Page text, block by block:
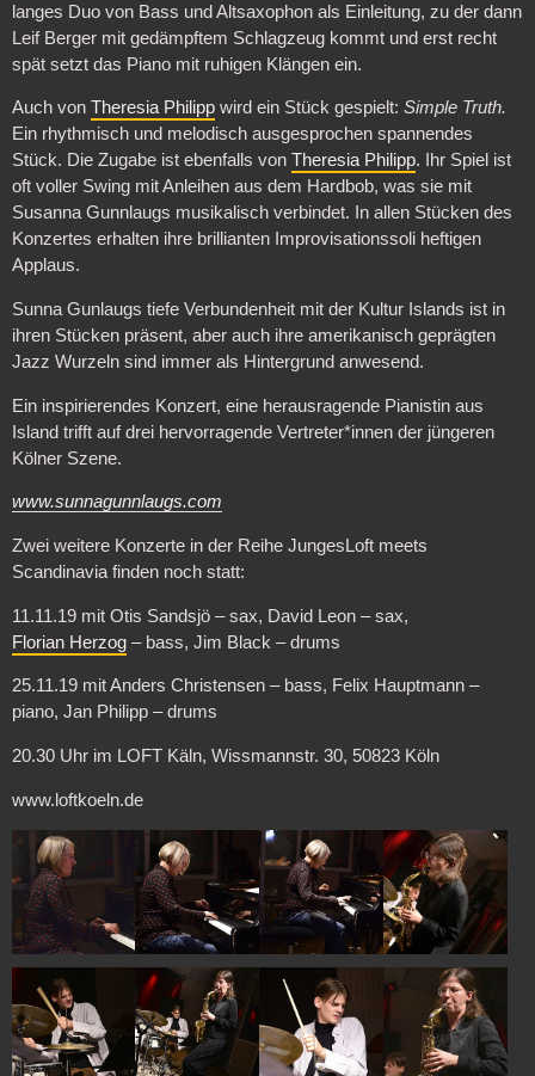
langes Duo von Bass und Altsaxophon als Einleitung, zu der dann
Leif Berger mit gedämpftem Schlagzeug kommt und erst recht
spät setzt das Piano mit ruhigen Klängen ein.
Auch von Theresia Philippwird ein Stück gespielt: Simple Truth.
Ein rhythmisch und melodisch ausgesprochen spannendes
Stück. Die Zugabe ist ebenfalls von Theresia Philipp. Ihr Spiel ist
oft voller Swing mit Anleihen aus dem Hardbob, was sie mit
Susanna Gunnlaugs musikalisch verbindet. In allen Stücken des
Konzertes erhalten ihre brillianten Improvisationssoli heftigen
Applaus.
Sunna Gunlaugs tiefe Verbundenheit mit der Kultur Islands ist in
ihren Stücken präsent, aber auch ihre amerikanisch geprägten
Jazz Wurzeln sind immer als Hintergrund anwesend.
Ein inspirierendes Konzert, eine herausragende Pianistin aus
Island trifft auf drei hervorragende Vertreter*innen der jüngeren
Kölner Szene.
www.sunnagunnlaugs.com
Zwei weitere Konzerte in der Reihe JungesLoft meets
Scandinavia finden noch statt:
11.11.19 mit Otis Sandsjö – sax, David Leon – sax,
Florian Herzog– bass, Jim Black – drums
25.11.19 mit Anders Christensen – bass, Felix Hauptmann –
piano, Jan Philipp – drums
20.30 Uhr im LOFT Käln, Wissmannstr. 30, 50823 Köln
www.loftkoeln.de